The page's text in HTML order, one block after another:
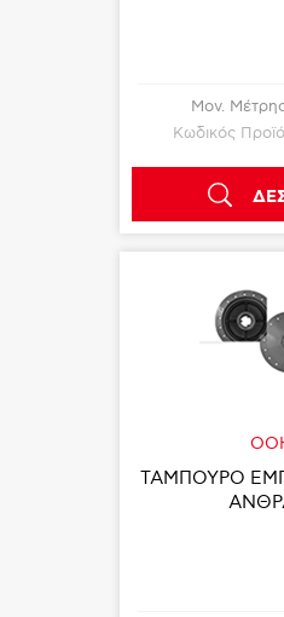
Μον.
Κωδικός
ΤΑΜΠΟΥΡΟ